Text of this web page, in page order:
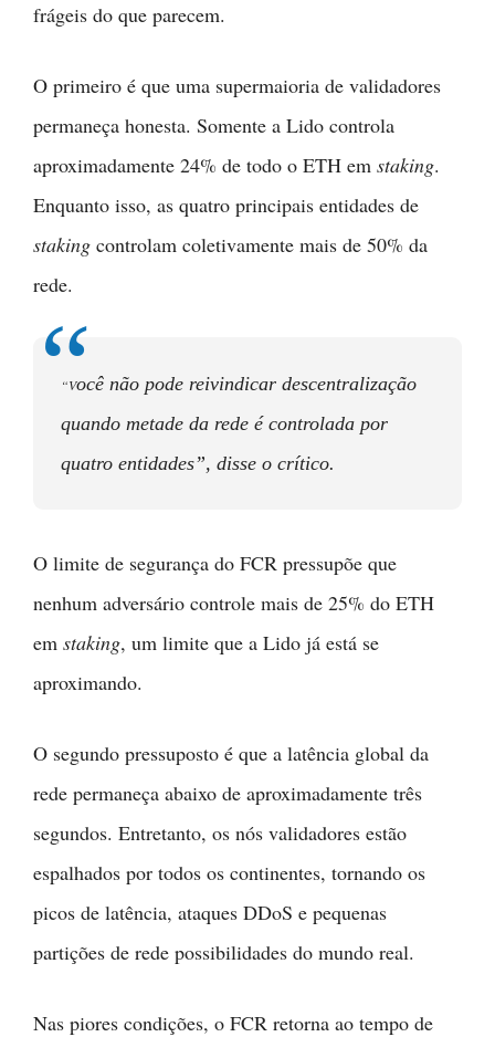
frágeis do que parecem.
O primeiro é que uma supermaioria de validadores
permaneça honesta. Somente a Lido controla
aproximadamente 24% de todo o ETH em staking.
Enquanto isso, as quatro principais entidades de
staking controlam coletivamente mais de 50% da
rede.
“Você não pode reivindicar descentralização
quando metade da rede é controlada por
quatro entidades”, disse o crítico.
O limite de segurança do FCR pressupõe que
nenhum adversário controle mais de 25% do ETH
em staking, um limite que a Lido já está se
aproximando.
O segundo pressuposto é que a latência global da
rede permaneça abaixo de aproximadamente três
segundos. Entretanto, os nós validadores estão
espalhados por todos os continentes, tornando os
picos de latência, ataques DDoS e pequenas
partições de rede possibilidades do mundo real.
Nas piores condições, o FCR retorna ao tempo de